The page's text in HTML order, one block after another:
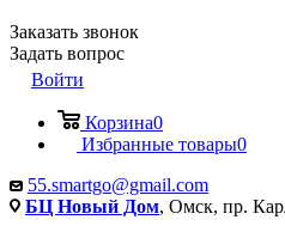
Заказать звонок
Задать вопрос
Войти
Корзина0
Избранные товары0
55.smartgo@gmail.com
БЦ Новый Дом, Омск, пр.